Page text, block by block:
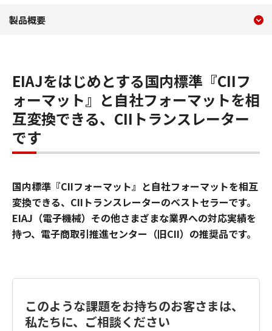
製品概要
EIAJをはじめとする国内標準『CIIフ
ォーマット』と自社フォーマットを相
互変換できる、CIIトランスレーター
です
国内標準『CIIフォーマット』と自社フォーマットを相互
変換できる、CIIトランスレーターのベストセラーです。
EIAJ（電子機械）その他さまざまな業界への対応実績を
持つ、電子商取引推進センター（旧CII）の推奨品です。
このような課題をお持ちのお客さまは、
私たちに、ご相談ください